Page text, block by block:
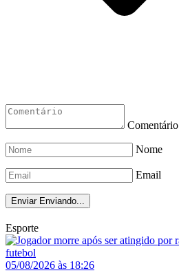
Comentário
Nome
Email
Enviar Enviando...
Esporte
05/08/2026 às 18:26